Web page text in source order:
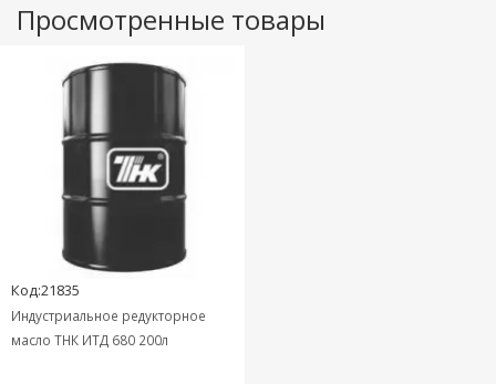
Просмотренные товары
Код:21835
Индустриальное редукторное
масло ТНК ИТД 680 200л